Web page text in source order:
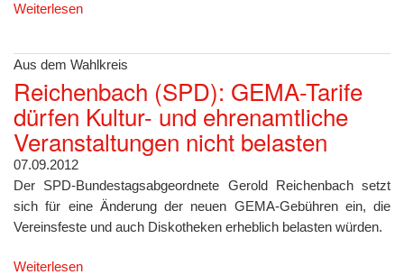
Weiterlesen
Aus dem Wahlkreis
Reichenbach (SPD): GEMA-Tarife
dürfen Kultur- und ehrenamtliche
Veranstaltungen nicht belasten
07.09.2012
Der SPD-Bundestagsabgeordnete Gerold Reichenbach setzt
sich für eine Änderung der neuen GEMA-Gebühren ein, die
Vereinsfeste und auch Diskotheken erheblich belasten würden.
Weiterlesen